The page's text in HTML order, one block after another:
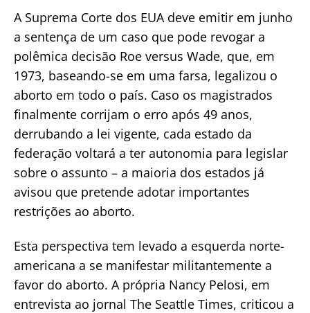
A Suprema Corte dos EUA deve emitir em junho
a sentença de um caso que pode revogar a
polêmica decisão Roe versus Wade, que, em
1973, baseando-se em uma farsa, legalizou o
aborto em todo o país. Caso os magistrados
finalmente corrijam o erro após 49 anos,
derrubando a lei vigente, cada estado da
federação voltará a ter autonomia para legislar
sobre o assunto – a maioria dos estados já
avisou que pretende adotar importantes
restrições ao aborto.
Esta perspectiva tem levado a esquerda norte-
americana a se manifestar militantemente a
favor do aborto. A própria Nancy Pelosi, em
entrevista ao jornal The Seattle Times, criticou a